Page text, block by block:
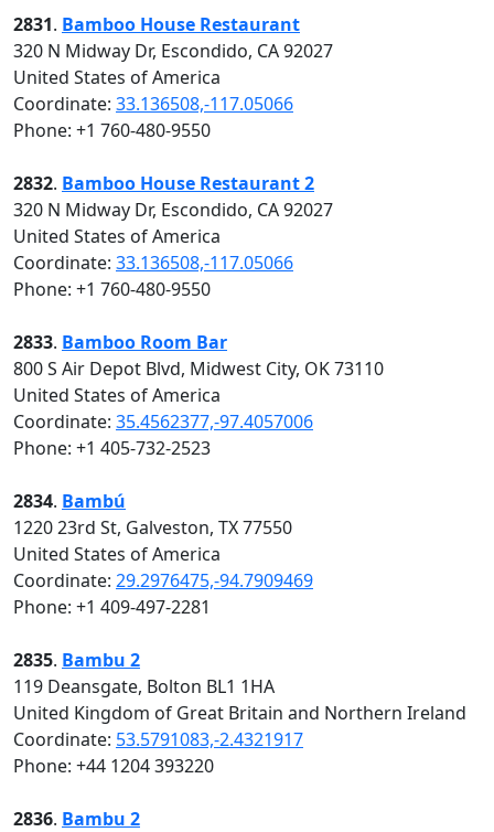
2831. Bamboo House Restaurant
320 N Midway Dr, Escondido, CA 92027
United States of America
Coordinate: 33.136508,-117.05066
Phone: +1 760-480-9550
2832. Bamboo House Restaurant 2
320 N Midway Dr, Escondido, CA 92027
United States of America
Coordinate: 33.136508,-117.05066
Phone: +1 760-480-9550
2833. Bamboo Room Bar
800 S Air Depot Blvd, Midwest City, OK 73110
United States of America
Coordinate: 35.4562377,-97.4057006
Phone: +1 405-732-2523
2834. Bambú
1220 23rd St, Galveston, TX 77550
United States of America
Coordinate: 29.2976475,-94.7909469
Phone: +1 409-497-2281
2835. Bambu 2
119 Deansgate, Bolton BL1 1HA
United Kingdom of Great Britain and Northern Ireland
Coordinate: 53.5791083,-2.4321917
Phone: +44 1204 393220
2836. Bambu 2